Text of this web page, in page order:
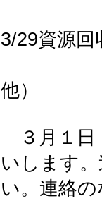
3/29資源回
他）
３月１日
いします
い。連絡